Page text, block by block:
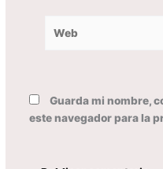
Guarda mi nombre,
este navegador para la